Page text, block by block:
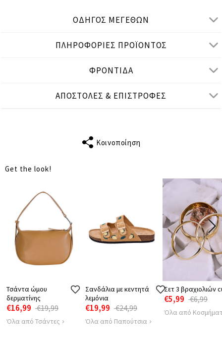
ΟΔΗΓΟΣ ΜΕΓΕΘΩΝ
● ΧΑΛΑΡΗ ΕΦΑΡΜΟΓΗ
in
ΜΕΣΗ
ΠΕΡΙΦΕΡΕΙΑ
ΜΗΚΟΣ
ΑΠΟΣΤΑΣΗ
One Size
122
118
38
ΠΛΗΡΟΦΟΡΙΕΣ ΠΡΟΪΟΝΤΟΣ
ΦΡΟΝΤΙΔΑ
ΑΠΟΣΤΟΛΕΣ & ΕΠΙΣΤΡΟΦΕΣ
Κοινοποίηση
Get the look!
Τσάντα ώμου
δερματίνης
€16,99 €19,99
Όλα από Τσάντες
Σανδάλια με κεντητά
λεμόνια
€19,99 €24,99
Όλα από Παπούτσια
Σετ 3 βραχιολιών
€5,99 €6,99
Όλα από